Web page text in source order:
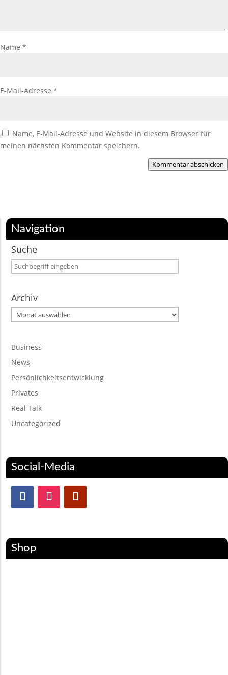
Name *
E-Mail-Adresse *
Name, E-Mail-Adresse und Website in diesem Browser für
meinen nächsten Kommentar speichern.
Kommentar abschicken
Navigation
Suche
Archiv
Archiv
Business
News
Persönlichkeitsentwicklung
Privates
Real Talk
Uncategorized
Social-Media
Shop